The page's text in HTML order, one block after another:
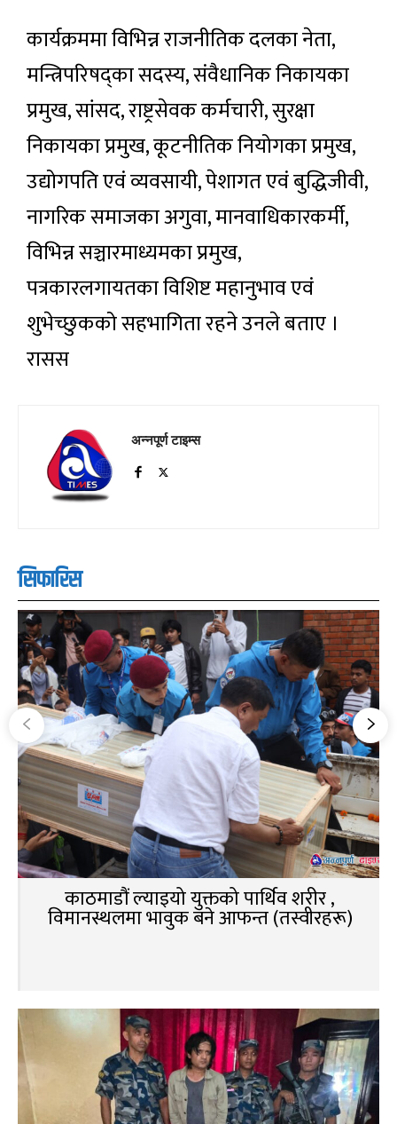
कार्यक्रममा विभिन्न राजनीतिक दलका नेता,
मन्त्रिपरिषद्का सदस्य, संवैधानिक निकायका
प्रमुख, सांसद, राष्ट्रसेवक कर्मचारी, सुरक्षा
निकायका प्रमुख, कूटनीतिक नियोगका प्रमुख,
उद्योगपति एवं व्यवसायी, पेशागत एवं बुद्धिजीवी,
नागरिक समाजका अगुवा, मानवाधिकारकर्मी,
विभिन्न सञ्चारमाध्यमका प्रमुख,
पत्रकारलगायतका विशिष्ट महानुभाव एवं
शुभेच्छुकको सहभागिता रहने उनले बताए ।
रासस
अन्नपूर्ण टाइम्स
सिफारिस
काठमाडौं ल्याइयो युक्तको पार्थिव शरीर ,
विमानस्थलमा भावुक बने आफन्त (तस्वीरहरू)